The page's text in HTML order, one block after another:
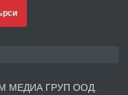
МЕДИА ГРУП ООД.